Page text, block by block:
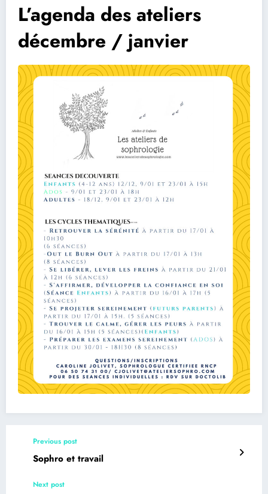
L’agenda des ateliers
décembre / janvier
Previous post
Sophro et travail
Next post